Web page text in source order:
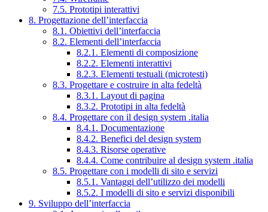
7.5. Prototipi interattivi
8. Progettazione dell’interfaccia
8.1. Obiettivi dell’interfaccia
8.2. Elementi dell’interfaccia
8.2.1. Elementi di composizione
8.2.2. Elementi interattivi
8.2.3. Elementi testuali (microtesti)
8.3. Progettare e costruire in alta fedeltà
8.3.1. Layout di pagina
8.3.2. Prototipi in alta fedeltà
8.4. Progettare con il design system .italia
8.4.1. Documentazione
8.4.2. Benefici del design system
8.4.3. Risorse operative
8.4.4. Come contribuire al design system .italia
8.5. Progettare con i modelli di sito e servizi
8.5.1. Vantaggi dell’utilizzo dei modelli
8.5.2. I modelli di sito e servizi disponibili
9. Sviluppo dell’interfaccia